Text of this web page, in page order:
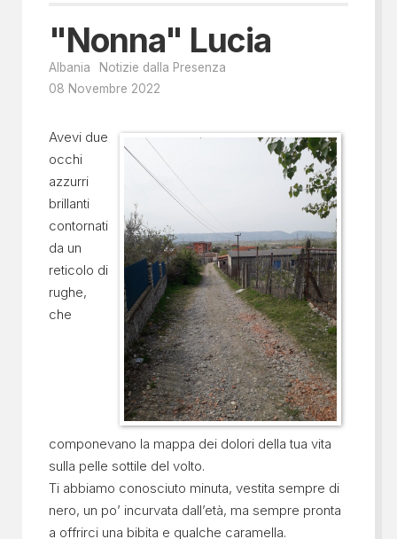
"Nonna" Lucia
Albania
Notizie dalla Presenza
08 Novembre 2022
Avevi due
occhi
azzurri
brillanti
contornati
da un
reticolo di
rughe,
che
componevano la mappa dei dolori della tua vita
sulla pelle sottile del volto.
Ti abbiamo conosciuto minuta, vestita sempre di
nero, un po’ incurvata dall’età, ma sempre pronta
a offrirci una bibita e qualche caramella.